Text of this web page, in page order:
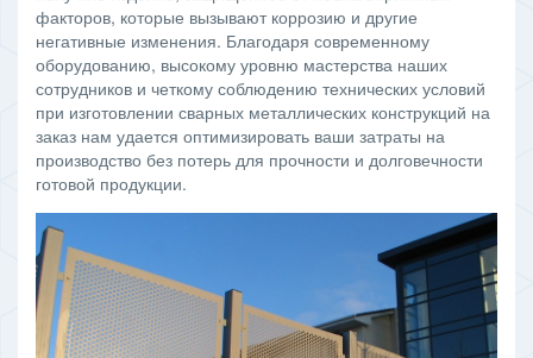
факторов, которые вызывают коррозию и другие
негативные изменения. Благодаря современному
оборудованию, высокому уровню мастерства наших
сотрудников и четкому соблюдению технических условий
при изготовлении сварных металлических конструкций на
заказ нам удается оптимизировать ваши затраты на
производство без потерь для прочности и долговечности
готовой продукции.